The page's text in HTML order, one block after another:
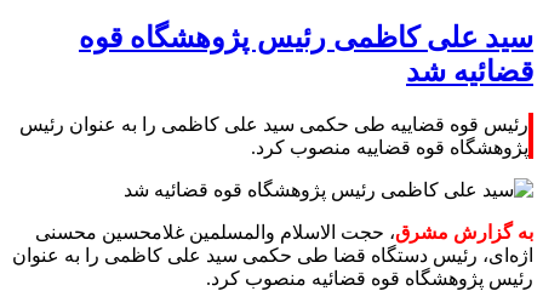
سید علی کاظمی رئیس پژوهشگاه قوه
قضائیه شد
رئیس قوه قضاییه طی حکمی سید علی کاظمی را به عنوان رئیس
پژوهشگاه قوه قضاییه منصوب کرد.
به گزارش مشرق، حجت الاسلام والمسلمین غلامحسین محسنی
اژه‌ای، رئیس دستگاه قضا طی حکمی سید علی کاظمی را به عنوان
رئیس پژوهشگاه قوه قضائیه منصوب کرد.